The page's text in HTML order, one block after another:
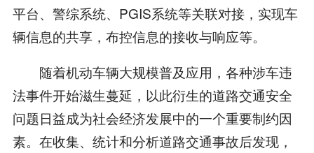
平台、警综系统、PGIS系统等关联对接，实现车
辆信息的共享，布控信息的接收与响应等。
随着机动车辆大规模普及应用，各种涉车违
法事件开始滋生蔓延，以此衍生的道路交通安全
问题日益成为社会经济发展中的一个重要制约因
素。在收集、统计和分析道路交通事故后发现，